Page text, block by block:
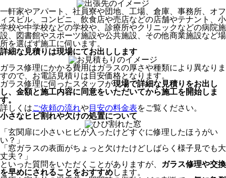
一軒家やアパート、社員寮や団地、工場、倉庫、事務所、オフ
ィスビル、コンビニ、飲食店や売店などの店舗やテナント、小
学校や中学校などの学校や、診療所やクリニックなどの病院施
設、図書館やスポーツ施設や公共施設、その他商業施設など場
所を選ばず施工に伺います。
詳細な見積りは現場にてお出しします
ガラス修理にかかる費用はガラスの厚さや種類により異なりま
すので、お電話見積りは目安価格となります。
ガラス修理に伺ったスタッフが現場で詳細な見積りをお出し
し、 金額と施工内容に同意をいただいてから施工を開始しま
す。
詳しくはご依頼の流れや目安の料金表をご覧ください。
小さなヒビ割れや欠けの処置について
「玄関扉に小さいヒビが入ったけどすぐに修理したほうがい
い？」
「窓ガラスの表面がちょっと欠けたけどしばらく様子見でも大
丈夫？」
といった質問をいただくことがありますが、
ガラス修理や交換
を早めにされることをおすすめします。